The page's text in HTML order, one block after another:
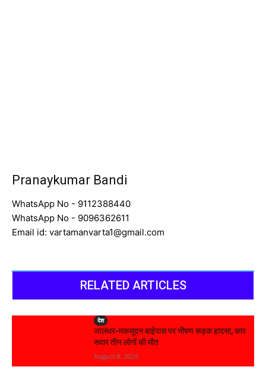
Pranaykumar Bandi
WhatsApp No - 9112388440
WhatsApp No - 9096362611
Email id: vartamanvarta1@gmail.com
RELATED ARTICLES
देश
जालंधर-मकसूदन बाईपास पर भीषण सड़क हादसा, कार
सवार तीन लोगों की मौत
August 8, 2026